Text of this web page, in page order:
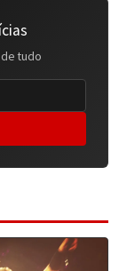
tudo